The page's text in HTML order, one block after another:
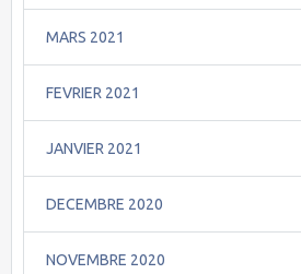
MARS 2021
FEVRIER 2021
JANVIER 2021
DECEMBRE 2020
NOVEMBRE 2020